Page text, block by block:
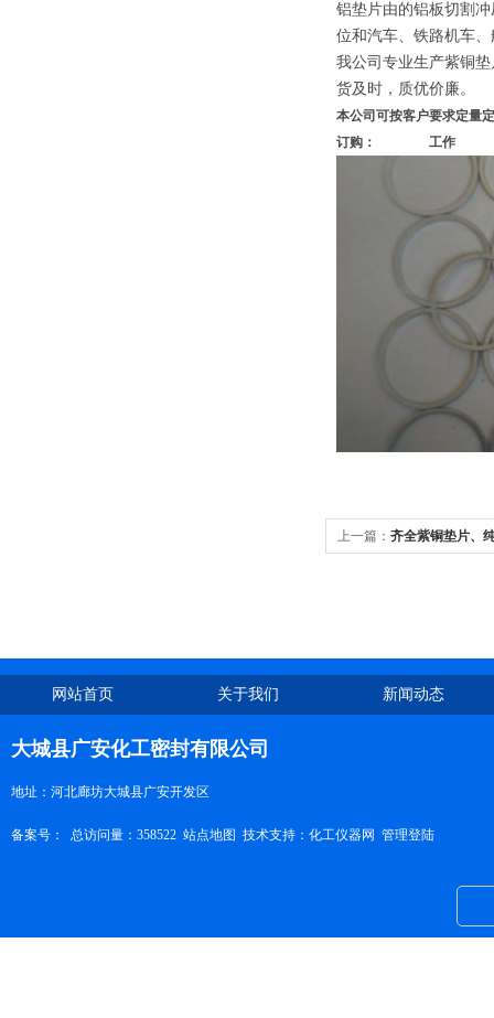
铝垫片由的铝板切割
位和汽车、铁路机车
我公司专业生产紫铜
货及时，质优价廉。
本公司可按客户要求定量
订购： 工作
上一篇： 齐全紫铜垫片、
网站首页 关于我们 新闻动态
大城县广安化工密封有限公司
地址：河北廊坊大城县广安开发区
备案号： 总访问量：358522 站点地图 技术支持： 化工仪器网 管理登陆